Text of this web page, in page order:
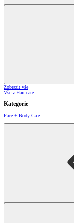
Zobrazit vše
Vše z Hair care
Kategorie
Face + Body Care